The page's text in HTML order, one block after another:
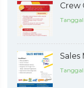
Crew
Sales